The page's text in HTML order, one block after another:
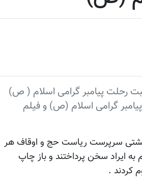
رحلت پیامبر گرامی اسلام ( ص)
گرامی اسلام (ص) و فیلم
سرپرست ریاست حج و اوقاف هر
ایراد سخن پرداختند و باز چاپ
کردند .